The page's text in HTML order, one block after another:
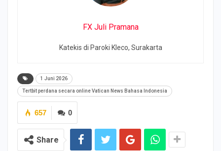
FX Juli Pramana
Katekis di Paroki Kleco, Surakarta
1 Juni 2026
Tertbit perdana secara online Vatican News Bahasa Indonesia
0
657
Share